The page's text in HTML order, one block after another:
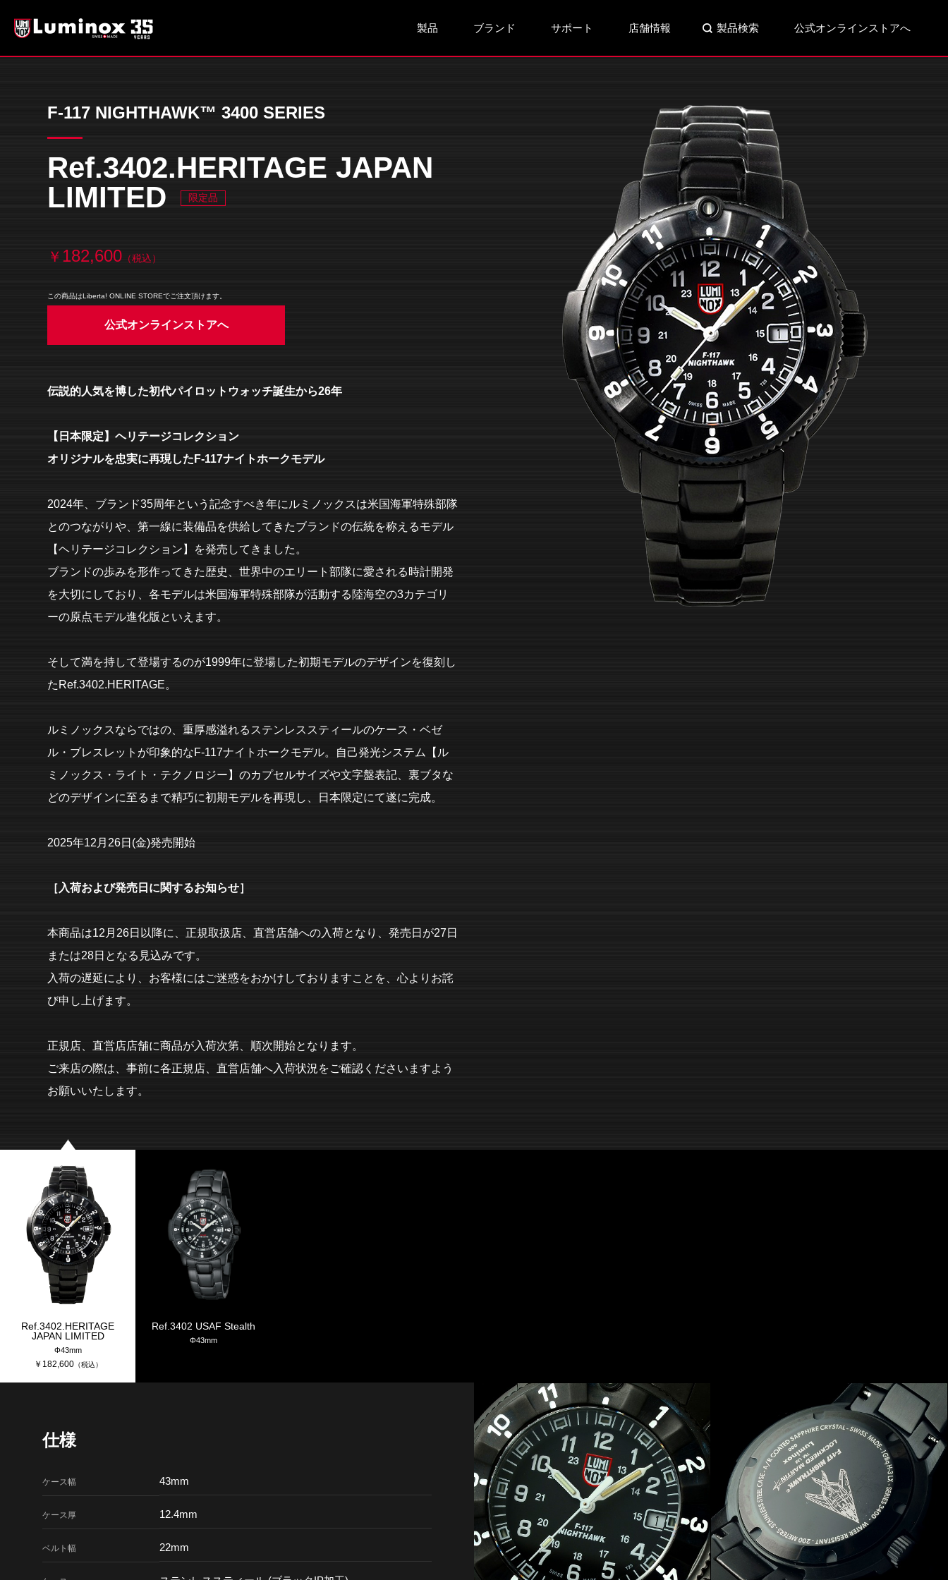
製品 ブランド サポート 店舗情報 製品検索 公式オンラインストアへ
F-117 NIGHTHAWK™ 3400 SERIES
Ref.3402.HERITAGE JAPAN
LIMITED
限定品
￥ 182,600 （税込）
この商品はLiberta! ONLINE STOREでご注文頂けます。
公式オンラインストアへ
伝説的人気を博した初代パイロットウォッチ誕生から26年
【日本限定】ヘリテージコレクション
オリジナルを忠実に再現したF-117ナイトホークモデル
2024年、ブランド35周年という記念すべき年にルミノックスは米国海軍特殊部隊
とのつながりや、第一線に装備品を供給してきたブランドの伝統を称えるモデル
【ヘリテージコレクション】を発売してきました。
ブランドの歩みを形作ってきた歴史、世界中のエリート部隊に愛される時計開発
を大切にしており、各モデルは米国海軍特殊部隊が活動する陸海空の3カテゴリ
ーの原点モデル進化版といえます。
そして満を持して登場するのが1999年に登場した初期モデルのデザインを復刻し
たRef.3402.HERITAGE。
ルミノックスならではの、重厚感溢れるステンレススティールのケース・ベゼ
ル・ブレスレットが印象的なF-117ナイトホークモデル。自己発光システム【ル
ミノックス・ライト・テクノロジー】のカプセルサイズや文字盤表記、裏ブタな
どのデザインに至るまで精巧に初期モデルを再現し、日本限定にて遂に完成。
2025年12月26日(金)発売開始
［入荷および発売日に関するお知らせ］
本商品は12月26日以降に、正規取扱店、直営店舗への入荷となり、発売日が27日
または28日となる見込みです。
入荷の遅延により、お客様にはご迷惑をおかけしておりますことを、心よりお詫
び申し上げます。
正規店、直営店店舗に商品が入荷次第、順次開始となります。
ご来店の際は、事前に各正規店、直営店舗へ入荷状況をご確認くださいますよう
お願いいたします。
Ref.3402.HERITAGE
JAPAN LIMITED
Φ43mm
￥ 182,600（税込）
Ref.3402 USAF Stealth
Φ43mm
仕様
ケース幅 43mm
ケース厚 12.4mm
ベルト幅 22mm